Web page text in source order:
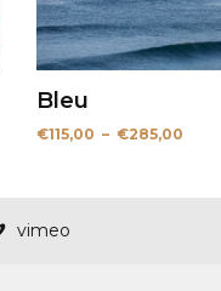
Bleu
€115,00 – €285,00Plage
vimeo